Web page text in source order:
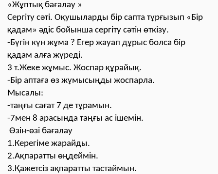
«Жұптық бағалау »
Сергіту сәті. Оқушыларды бір сапта тұрғызып «Бір
қадам» әдіс бойынша сергіту сәтін өткізу.
-Бүгін күн жұма ? Егер жауап дұрыс болса бір
қадам алға жүреді.
3 т.Жеке жұмыс. Жоспар құрайық.
-Бір аптаға өз жұмысыңды жоспарла.
Мысалы:
-таңғы сағат 7 де тұрамын.
-7мен 8 арасында таңғы ас ішемін.
Өзін-өзі бағалау
1.Керегіме жарайды.
2.Ақпаратты өңдеймін.
3.Қажетсіз ақпаратты тастаймын.